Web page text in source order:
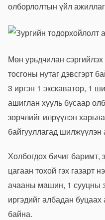
олборлолтын үйл
Мөн урьдчилан
тосгоны нутаг дэвсгэрт
3 иргэн 1 экскаватор, 1
ашиглан хууль бусаар
зөрчлийг илрүүлэн
байгууллагад
Холбогдох бичиг баримт,
цагаан тохой гэх газарт
ачааны машин, 1 сууцны
иргэдийг албадан
байна.